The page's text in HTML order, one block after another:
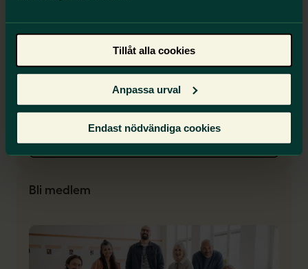
Tillåt alla cookies
Anpassa urval
Endast nödvändiga cookies
aktivitet.
Bli medlem